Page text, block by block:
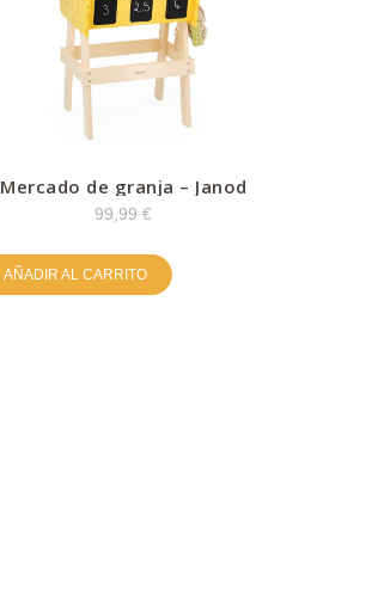
Mercado de granja – Janod
99,99€
AÑADIR AL CARRITO